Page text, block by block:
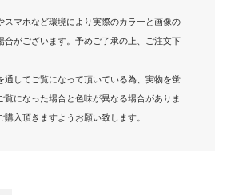
マホなど環境により実際のカラーと画像の
合がございます。予めご了承の上、ご注文下
してご覧になって頂いている為、実物を蛍
覧になった場合と色味が異なる場合がありま
入頂きますようお願い致します。